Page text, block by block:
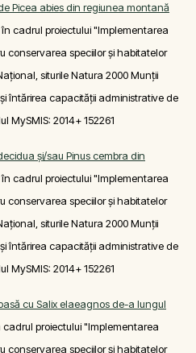
Picea abies din regiunea montană
cadrul proiectului "Implementarea
conservarea speciilor și habitatelor
siturile Natura 2000 Munții
și întărirea capacității administrative de
MySMIS: 2014+ 152261
şi/sau Pinus cembra din
cadrul proiectului "Implementarea
conservarea speciilor și habitatelor
siturile Natura 2000 Munții
și întărirea capacității administrative de
MySMIS: 2014+ 152261
cu Salix elaeagnos de-a lungul
proiectului "Implementarea
conservarea speciilor și habitatelor